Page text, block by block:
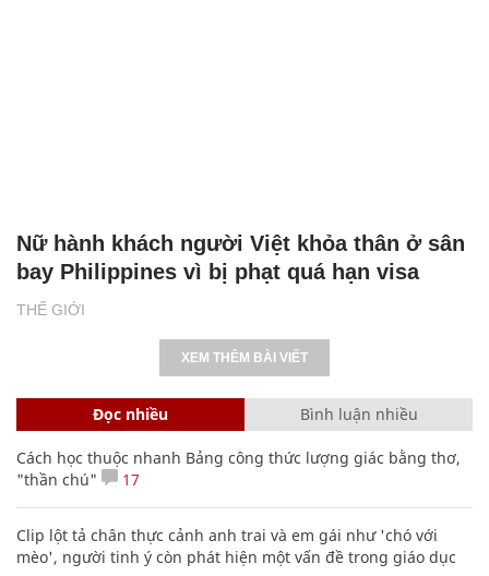
THẾ GIỚI
Nữ hành khách người Việt khỏa thân ở sân
bay Philippines vì bị phạt quá hạn visa
XEM THÊM BÀI VIẾT
Đọc nhiều Bình luận nhiều
Cách học thuộc nhanh Bảng công thức lượng giác bằng thơ,
"thần chú"
17
Clip lột tả chân thực cảnh anh trai và em gái như 'chó với
mèo', người tinh ý còn phát hiện một vấn đề trong giáo dục